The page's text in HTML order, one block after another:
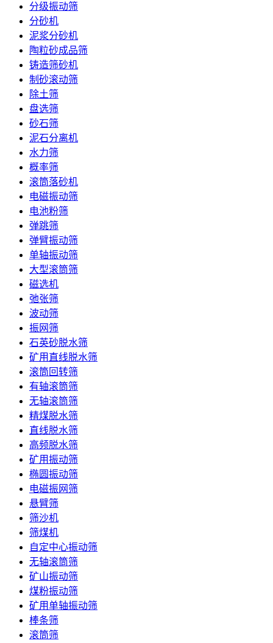
分级振动筛
分砂机
泥浆分砂机
陶粒砂成品筛
铸造筛砂机
制砂滚动筛
除土筛
盘选筛
砂石筛
泥石分离机
水力筛
概率筛
滚筒落砂机
电磁振动筛
电池粉筛
弹跳筛
弹臂振动筛
单轴振动筛
大型滚筒筛
磁选机
弛张筛
波动筛
振网筛
石英砂脱水筛
矿用直线脱水筛
滚筒回转筛
有轴滚筒筛
无轴滚筒筛
精煤脱水筛
直线脱水筛
高频脱水筛
矿用振动筛
椭圆振动筛
电磁振网筛
悬臂筛
筛沙机
筛煤机
自定中心振动筛
无轴滚筒筛
矿山振动筛
煤粉振动筛
矿用单轴振动筛
棒条筛
滚筒筛